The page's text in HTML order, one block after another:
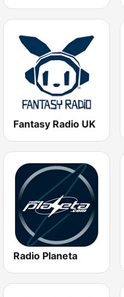
Fantasy Radio UK
Radio Planeta